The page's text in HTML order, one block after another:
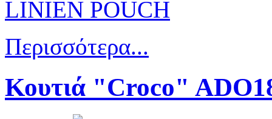
Περισσότερα...
Κουτιά "Croco"